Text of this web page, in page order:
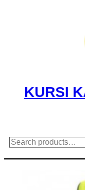
KURSI
Search